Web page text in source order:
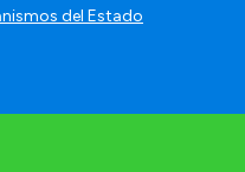
del Estado